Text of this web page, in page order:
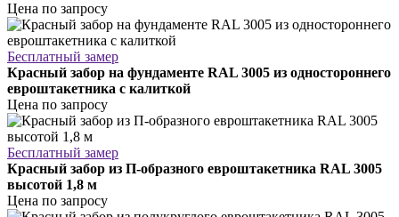
Цена по запросу
Бесплатный замер
Красный забор на фундаменте RAL 3005 из одностороннего
евроштакетника с калиткой
Цена по запросу
Бесплатный замер
Красный забор из П-образного евроштакетника RAL 3005
высотой 1,8 м
Цена по запросу